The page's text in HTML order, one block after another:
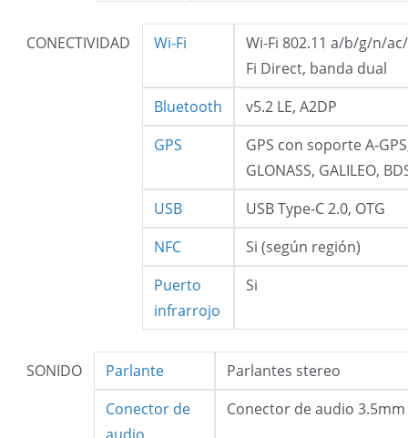
CONECTIVIDAD Wi-Fi
Wi-Fi 802.11 a/b/g/n/
Fi Direct, banda dual
Bluetooth
v5.2 LE, A2DP
GPS
GPS con soporte A-
GLONASS, GALILEO,
USB
USB Type-C 2.0, OTG
NFC
Si (según región)
Puerto
infrarrojo
Si
SONIDO Parlante
Parlantes stereo
Conector de
Conector de audio 3.5mm